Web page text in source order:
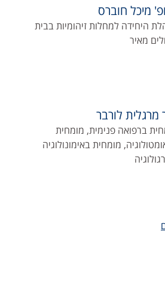
מיכל חוברס
היחידה למחלות זיהומיות בבית
מאיר
מרגלית לורבר
ברפואה פנימית, מומחית
מומחית באימונולוגיה